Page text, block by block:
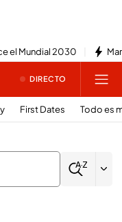
el Mundial 2030
DIRECTO
First Dates Todo es